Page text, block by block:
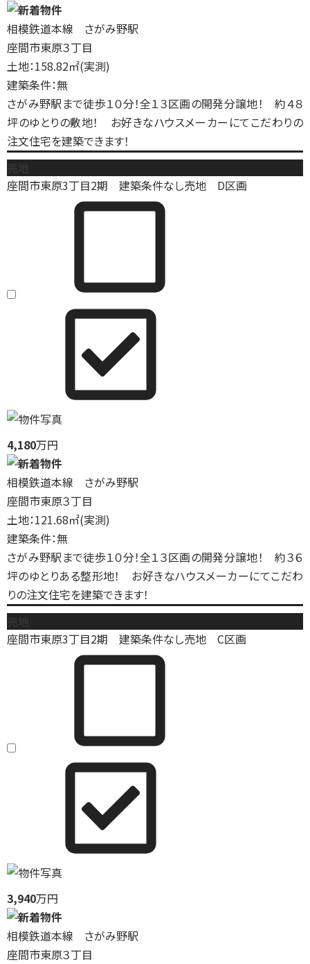
相模鉄道本線 さがみ野駅
座間市東原３丁目
土地：158.82㎡(実測)
建築条件：無
さがみ野駅まで徒歩１０分！全１３区画の開発分譲地！ 約４８
坪のゆとりの敷地！ お好きなハウスメーカーにてこだわりの
注文住宅を建築できます！
座間市東原3丁目2期 建築条件なし売地 D区画
4,180万円
相模鉄道本線 さがみ野駅
座間市東原３丁目
土地：121.68㎡(実測)
建築条件：無
さがみ野駅まで徒歩１０分！全１３区画の開発分譲地！ 約３６
坪のゆとりある整形地！ お好きなハウスメーカーにてこだわ
りの注文住宅を建築できます！
座間市東原3丁目2期 建築条件なし売地 C区画
3,940万円
相模鉄道本線 さがみ野駅
座間市東原３丁目